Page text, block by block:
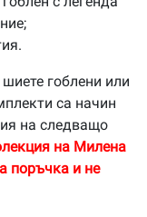
гоблени или
са начин
на следващо
на Милена
поръчка и не